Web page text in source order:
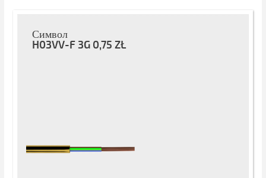
Символ
H03VV-F 3G 0,75 ZŁ